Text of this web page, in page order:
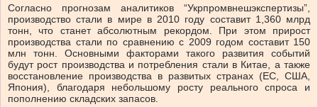
Согласно прогнозам аналитиков “Укрпромвнешэкспертизы”,
производство стали в мире в 2010 году составит 1,360 млрд
тонн, что станет абсолютным рекордом. При этом прирост
производства стали по сравнению с 2009 годом составит 150
млн тонн. Основными факторами такого развития событий
будут рост производства и потребления стали в Китае, а также
восстановление производства в развитых странах (ЕС, США,
Япония), благодаря небольшому росту реального спроса и
пополнению складских запасов.